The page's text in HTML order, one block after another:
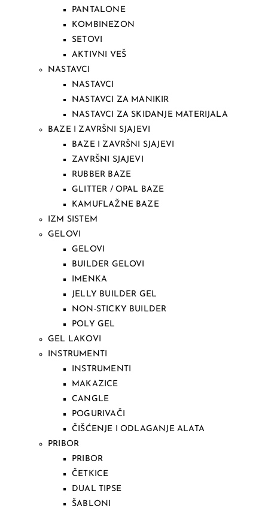
PANTALONE
KOMBINEZON
SETOVI
AKTIVNI VEŠ
NASTAVCI
NASTAVCI
NASTAVCI ZA MANIKIR
NASTAVCI ZA SKIDANJE MATERIJALA
BAZE I ZAVRŠNI SJAJEVI
BAZE I ZAVRŠNI SJAJEVI
ZAVRŠNI SJAJEVI
RUBBER BAZE
GLITTER / OPAL BAZE
KAMUFLAŽNE BAZE
IZM SISTEM
GELOVI
GELOVI
BUILDER GELOVI
IMENKA
JELLY BUILDER GEL
NON-STICKY BUILDER
POLY GEL
GEL LAKOVI
INSTRUMENTI
INSTRUMENTI
MAKAZICE
CANGLE
POGURIVAČI
ČIŠĆENJE I ODLAGANJE ALATA
PRIBOR
PRIBOR
ČETKICE
DUAL TIPSE
ŠABLONI